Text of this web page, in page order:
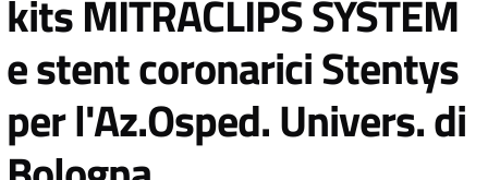
kits MITRACLIPS SYSTEM
e stent coronarici Stentys
per l'Az.Osped. Univers. di